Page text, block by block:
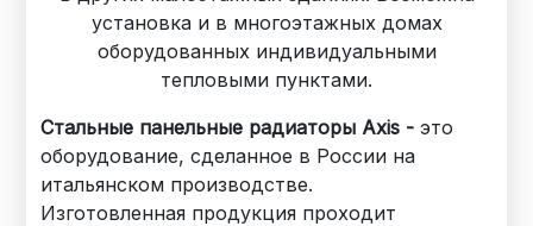
установка и в многоэтажных домах
оборудованных индивидуальными
тепловыми пунктами.
Стальные панельные радиаторы Axis -это
оборудование, сделанное в России на
итальянском производстве.
Изготовленная продукция проходит